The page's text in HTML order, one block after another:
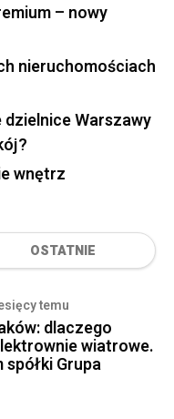
– nowy
nieruchomościach
Warszawy
wnętrz
OSTATNIE
temu
dlaczego
wiatrowe.
Grupa